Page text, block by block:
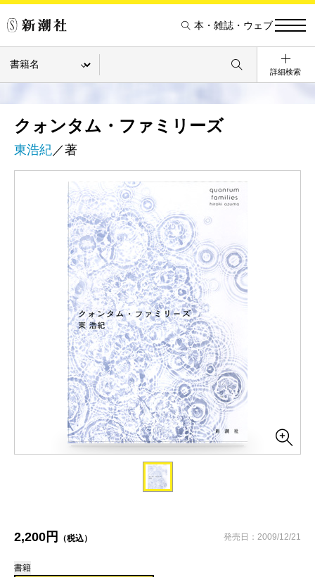
本・雑誌・ウェブ
詳細検索
クォンタム・ファミリーズ
東浩紀／著
2,200円 （税込） 発売日：2009/12/21
書籍